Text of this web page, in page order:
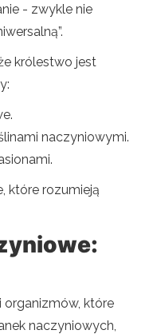
- zwykle nie
królestwo jest
naczyniowymi.
które rozumieją
organizmów, które
naczyniowych,